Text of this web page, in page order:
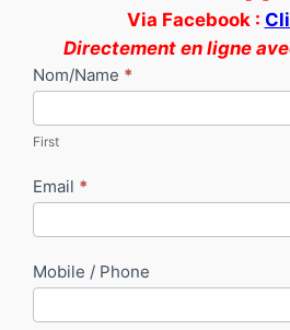
Via Facebook :
Directement en ligne
Devis
ligne
Nom/Name *
First
Email *
Mobile / Phone